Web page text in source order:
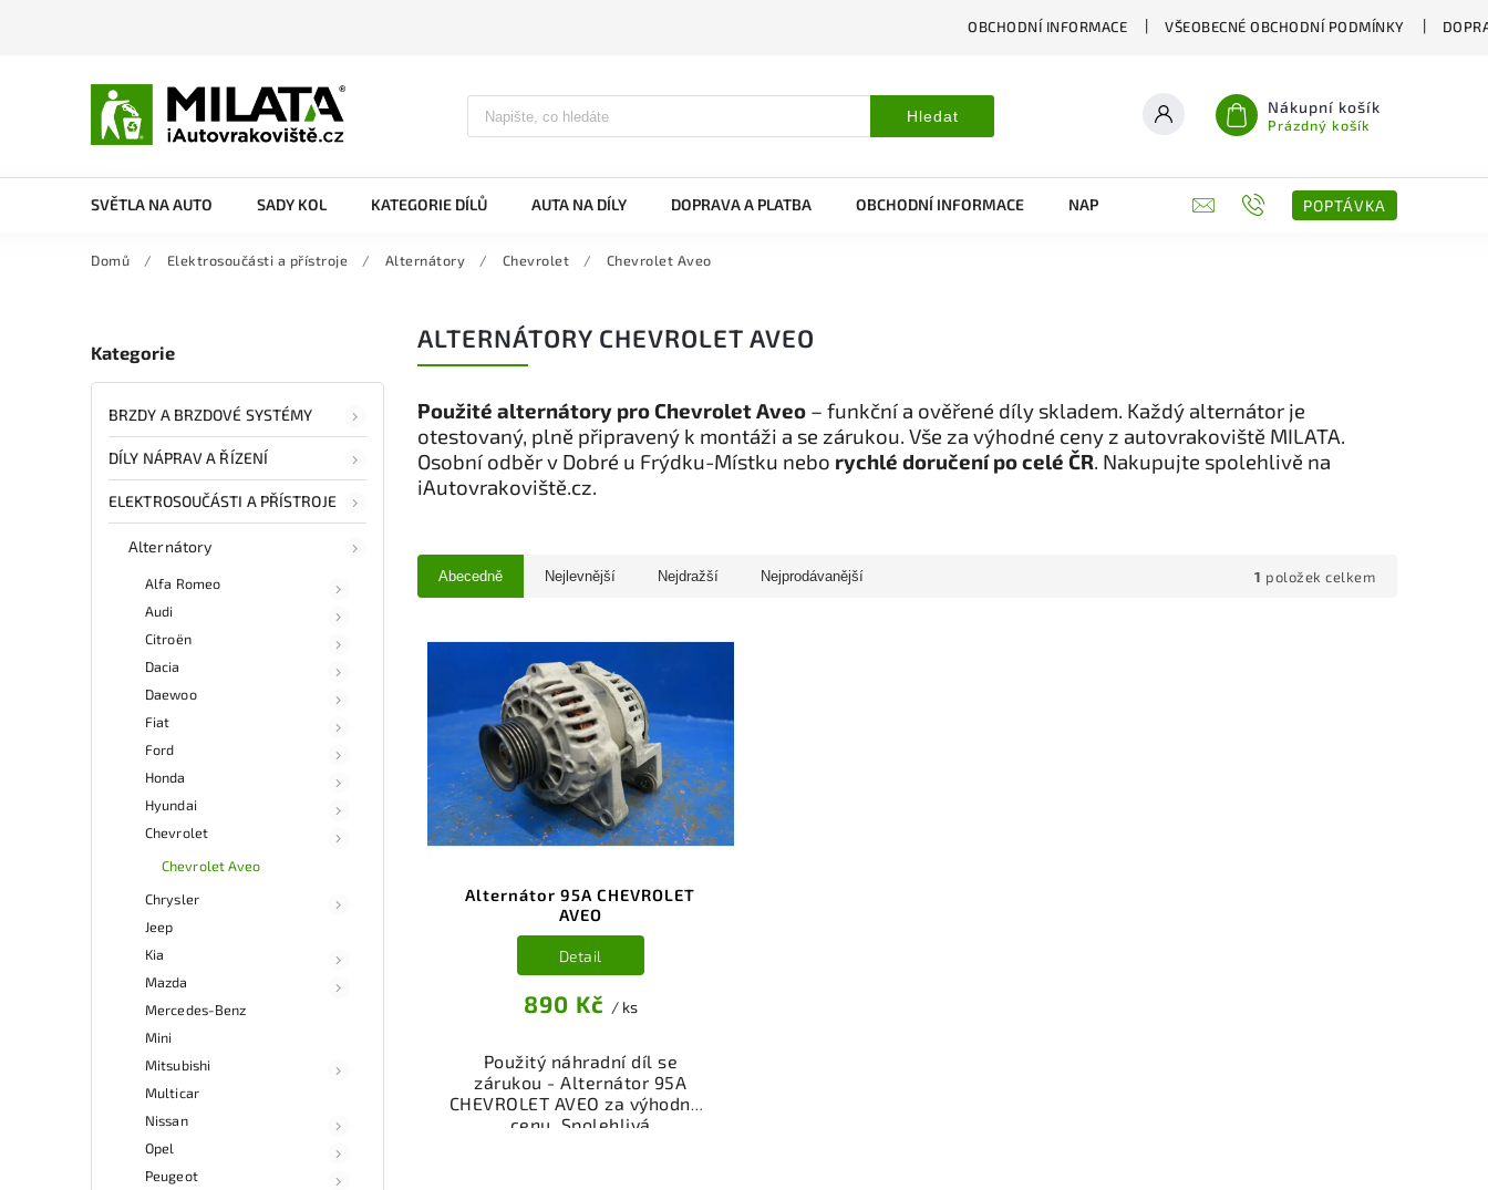
OBCHODNÍ INFORMACE VŠEOBECNÉ OBCHODNÍ PODMÍNKY
Hledat Nákupní košík
Prázdný košík
SVĚTLA NA AUTO SADY KOL KATEGORIE DÍLŮ AUTA NA DÍLY DOPRAVA A PLATBA OBCHODNÍ INFORMACE NAPIŠTE NÁM KONTAKTY POPTÁVKA
Domů / Elektrosoučásti a přístroje / Alternátory / Chevrolet / Chevrolet Aveo
Kategorie
BRZDY A BRZDOVÉ SYSTÉMY
DÍLY NÁPRAV A ŘÍZENÍ
ELEKTROSOUČÁSTI A PŘÍSTROJE
Alternátory
Alfa Romeo
Audi
Citroën
Dacia
Daewoo
Fiat
Ford
Honda
Hyundai
Chevrolet
Chevrolet Aveo
Chrysler
Jeep
Kia
Mazda
Mercedes-Benz
Mini
Mitsubishi
Multicar
Nissan
Opel
Peugeot
ALTERNÁTORY CHEVROLET AVEO
Použité alternátory pro Chevrolet Aveo – funkční a ověřené díly skladem. Každý alternátor je
otestovaný, plně připravený k montáži a se zárukou. Vše za výhodné ceny z autovrakoviště MILATA.
Osobní odběr v Dobré u Frýdku-Místku nebo rychlé doručení po celé ČR. Nakupujte spolehlivě na
iAutovrakoviště.cz.
Abecedně Nejlevnější Nejdražší Nejprodávanější 1 položek celkem
Alternátor 95A CHEVROLET
AVEO
890 Kč / ks
Detail
Použitý náhradní díl se
zárukou - Alternátor 95A
CHEVROLET AVEO za výhodnou
cenu. Spolehlivá